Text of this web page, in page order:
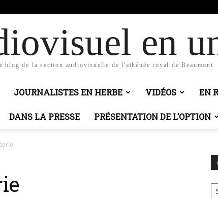
en
blog de la section audiovisuelle de l'athénée royal de Beaumont
JOURNALISTES EN HERBE VIDÉOS EN
DANS LA PRESSE PRÉSENTATION DE L’OPTION